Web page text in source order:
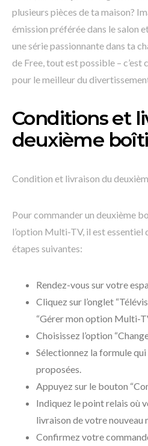
plusieurs pièces de ta maison?
émission préférée dans le salon
une série passionnante dans ta
de Free, tout est possible –
pour le meilleur du
Conditions et
deuxième
Condition et livraison du
Pour commander un deuxième
l’option Multi-TV, il est essentiel
étapes suivantes:
Rendez-vous sur votre
Cliquez sur l’onglet
“Gérer mon option Multi-
Choisissez l’option
Sélectionnez la formule
proposées.
Appuyez sur le bouton
Indiquez le point relais où
livraison de votre nouveau
Confirmez votre